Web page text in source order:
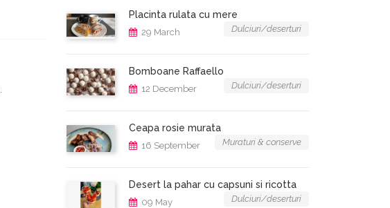
Placinta rulata cu mere
29 March Dulciuri/deserturi
Bomboane Raffaello
12 December Dulciuri/deserturi
Ceapa rosie murata
16 September Muraturi & conserve
Desert la pahar cu capsuni si ricotta
09 May Dulciuri/deserturi